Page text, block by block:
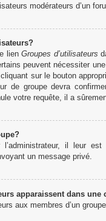
modérateurs d’un
lienGroupes d’utilisateurs
peuvent nécessiter
sur le bouton
de groupe devra
votre requête, il a
il leur
un message privé.
apparaissent dans une
aux membres d’un